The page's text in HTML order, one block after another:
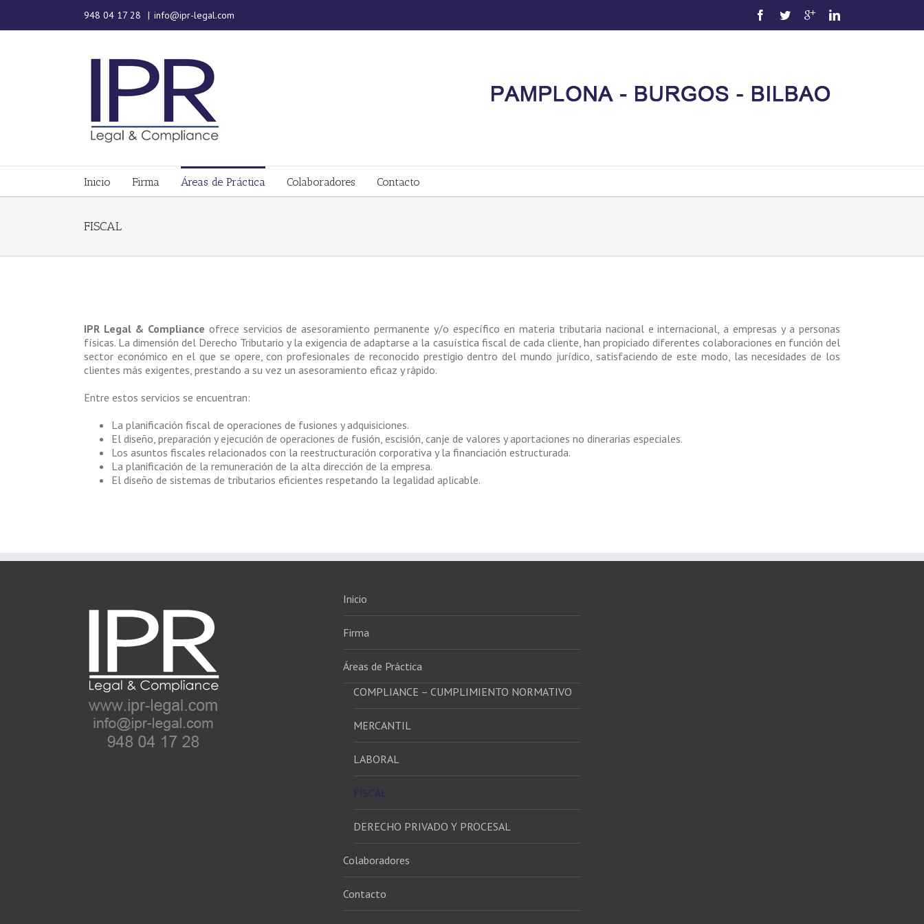
948 04 17 28 | info@ipr-legal.com
Inicio Firma Áreas de Práctica Colaboradores Contacto
FISCAL
IPR Legal & Compliance ofrece servicios de asesoramiento permanente y/o específico en materia tributaria nacional e internacional, a empresas y a personas
físicas. La dimensión del Derecho Tributario y la exigencia de adaptarse a la casuística fiscal de cada cliente, han propiciado diferentes colaboraciones en función del
sector económico en el que se opere, con profesionales de reconocido prestigio dentro del mundo jurídico, satisfaciendo de este modo, las necesidades de los
clientes más exigentes, prestando a su vez un asesoramiento eficaz y rápido.
Entre estos servicios se encuentran:
La planificación fiscal de operaciones de fusiones y adquisiciones.
El diseño, preparación y ejecución de operaciones de fusión, escisión, canje de valores y aportaciones no dinerarias especiales.
Los asuntos fiscales relacionados con la reestructuración corporativa y la financiación estructurada.
La planificación de la remuneración de la alta dirección de la empresa.
El diseño de sistemas de tributarios eficientes respetando la legalidad aplicable.
Inicio
Firma
Áreas de Práctica
COMPLIANCE – CUMPLIMIENTO NORMATIVO
MERCANTIL
LABORAL
FISCAL
DERECHO PRIVADO Y PROCESAL
Colaboradores
Contacto